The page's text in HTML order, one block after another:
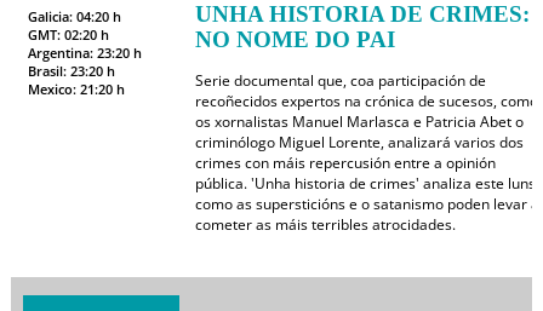
Galicia: 04:20 h
GMT: 02:20 h
Argentina: 23:20 h
Brasil: 23:20 h
Mexico: 21:20 h
UNHA HISTORIA DE CRIMES:
NO NOME DO PAI
Serie documental que, coa participación de
recoñecidos expertos na crónica de sucesos, como
os xornalistas Manuel Marlasca e Patricia Abet o
criminólogo Miguel Lorente, analizará varios dos
crimes con máis repercusión entre a opinión
pública. 'Unha historia de crimes' analiza este luns
como as supersticións e o satanismo poden levar a
cometer as máis terribles atrocidades.